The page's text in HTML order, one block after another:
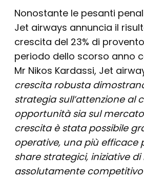
Nonostante le pesanti
Jet airways annuncia il
crescita del 23% di
periodo dello scorso anno
Mr Nikos Kardassi, Jet
crescita robusta
strategia sull’attenzione al
opportunità sia sul
crescita è stata possibile
operative, una più efficace
share strategici, iniziative
assolutamente